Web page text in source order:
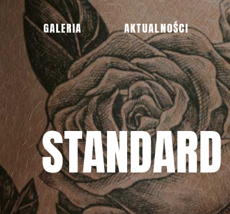
GALERIA AKTUALNOŚCI
STANDARD